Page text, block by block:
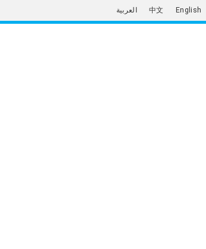
العربية 中文 English